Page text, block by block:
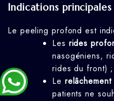
Indications principales
Le peeling profond est
Les rides
nasogéniens,
rides du front) ;
Le
patients ne